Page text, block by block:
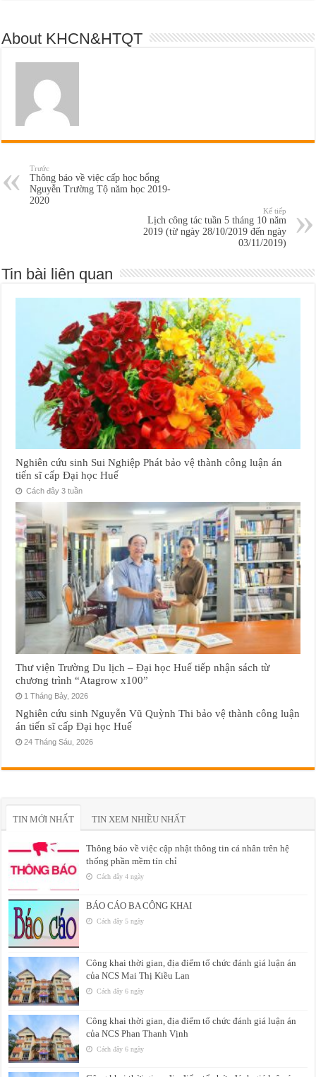
About KHCN&HTQT
Trước
Thông báo về việc cấp học bổng
Nguyễn Trường Tộ năm học 2019-
2020
Kế tiếp
Lịch công tác tuần 5 tháng 10 năm
2019 (từ ngày 28/10/2019 đến ngày
03/11/2019)
Tin bài liên quan
Nghiên cứu sinh Sui Nghiệp Phát bảo vệ thành công luận án
tiến sĩ cấp Đại học Huế
Cách đây 3 tuần
Thư viện Trường Du lịch – Đại học Huế tiếp nhận sách từ
chương trình “Atagrow x100”
1 Tháng Bảy, 2026
Nghiên cứu sinh Nguyễn Vũ Quỳnh Thi bảo vệ thành công luận
án tiến sĩ cấp Đại học Huế
24 Tháng Sáu, 2026
TIN MỚI NHẤT TIN XEM NHIỀU NHẤT
Thông báo về việc cập nhật thông tin cá nhân trên hệ
thống phần mềm tín chỉ
Cách đây 4 ngày
BÁO CÁO BA CÔNG KHAI
Cách đây 5 ngày
Công khai thời gian, địa điểm tổ chức đánh giá luận án
của NCS Mai Thị Kiều Lan
Cách đây 6 ngày
Công khai thời gian, địa điểm tổ chức đánh giá luận án
của NCS Phan Thanh Vịnh
Cách đây 6 ngày